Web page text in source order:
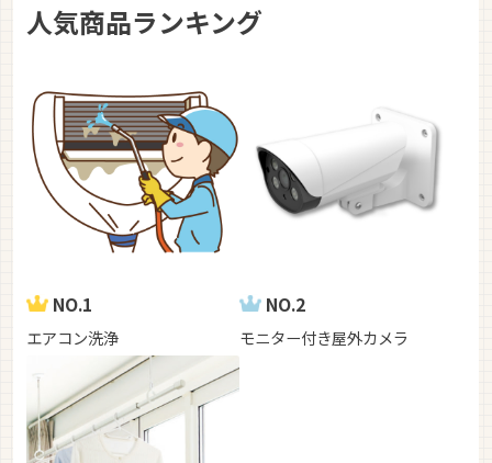
人気商品ランキング
NO.1
エアコン洗浄
NO.2
モニター付き屋外カメラ